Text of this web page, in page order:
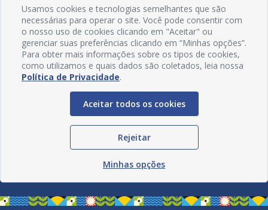
Redes Sociais
Usamos cookies e tecnologias semelhantes que são
necessárias para operar o site. Você pode consentir com
o nosso uso de cookies clicando em "Aceitar" ou
gerenciar suas preferências clicando em “Minhas opções”.
Para obter mais informações sobre os tipos de cookies,
como utilizamos e quais dados são coletados, leia nossa
Política de Privacidade.
Aceitar todos os cookies
Rejeitar
Minhas opções